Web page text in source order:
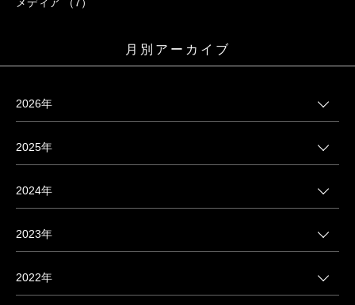
月別アーカイブ
2026年
2025年
2024年
2023年
2022年